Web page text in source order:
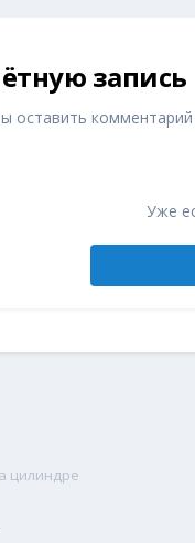
запись
оставить комментарий
Уже
цилиндре